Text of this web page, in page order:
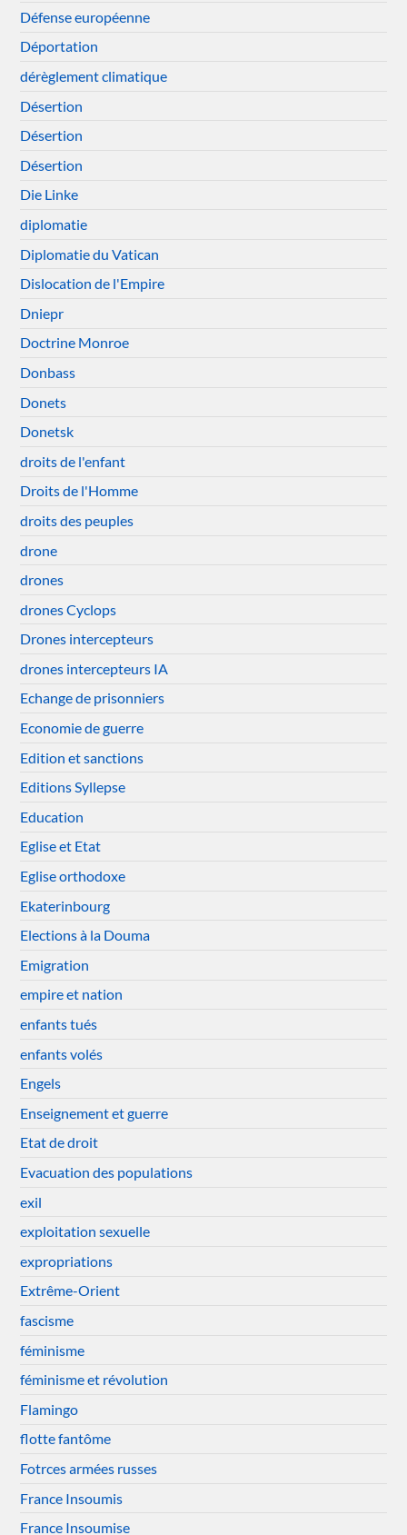
Défense européenne
Déportation
dérèglement climatique
Désertion
Désertion
Désertion
Die Linke
diplomatie
Diplomatie du Vatican
Dislocation de l'Empire
Dniepr
Doctrine Monroe
Donbass
Donets
Donetsk
droits de l'enfant
Droits de l'Homme
droits des peuples
drone
drones
drones Cyclops
Drones intercepteurs
drones intercepteurs IA
Echange de prisonniers
Economie de guerre
Edition et sanctions
Editions Syllepse
Education
Eglise et Etat
Eglise orthodoxe
Ekaterinbourg
Elections à la Douma
Emigration
empire et nation
enfants tués
enfants volés
Engels
Enseignement et guerre
Etat de droit
Evacuation des populations
exil
exploitation sexuelle
expropriations
Extrême-Orient
fascisme
féminisme
féminisme et révolution
Flamingo
flotte fantôme
Fotrces armées russes
France Insoumis
France Insoumise